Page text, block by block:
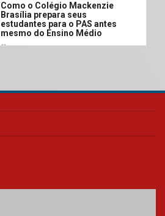
Como o Colégio Mackenzie
Brasília prepara seus
estudantes para o PAS antes
mesmo do Ensino Médio
Como os pais podem investir